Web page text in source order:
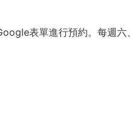
表單進行預約。每週六